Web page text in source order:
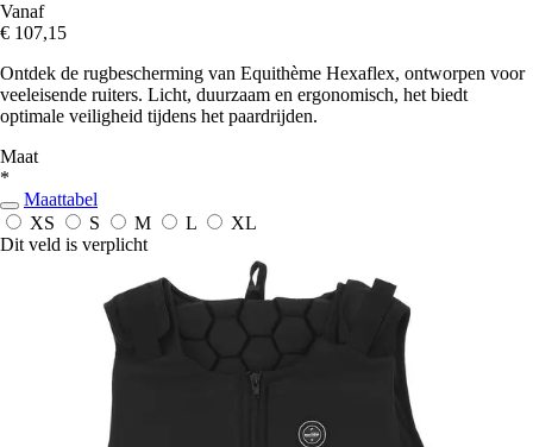
Vanaf
€ 107,15
Ontdek de rugbescherming van Equithème Hexaflex, ontworpen voor
veeleisende ruiters. Licht, duurzaam en ergonomisch, het biedt
optimale veiligheid tijdens het paardrijden.
Maat
*
Maattabel
XS
S M L
XL
Dit veld is verplicht